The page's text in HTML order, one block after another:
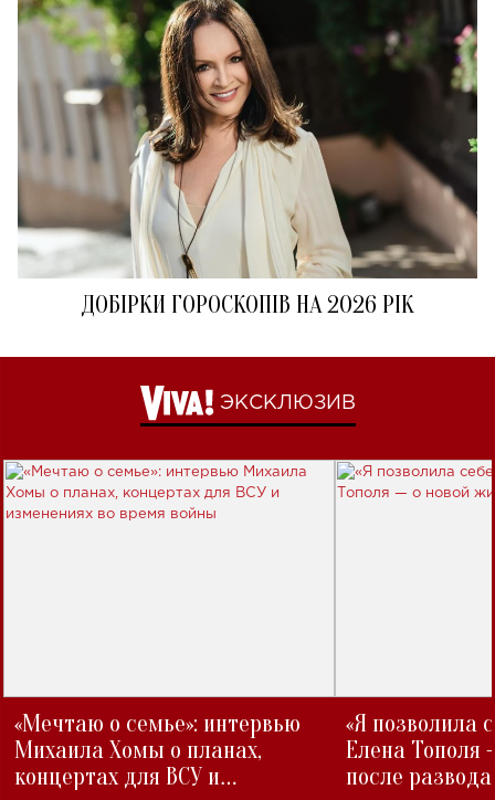
ДОБІРКИ ГОРОСКОПІВ НА 2026 РІК
ЭКСКЛЮЗИВ
«Мечтаю о семье»: интервью
Михаила Хомы о планах,
концертах для ВСУ и
«Я позволила
Елена Тополя
после развода